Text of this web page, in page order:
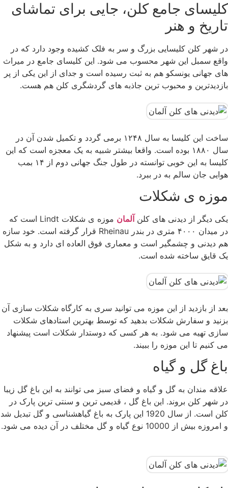
کلیسای جامع کلن، جایی برای تماشای
تاریخ و هنر
در شهر کلن کلیسایی بزرگ و سر به فلک کشیده وجود دارد که در
واقع سمبل این شهر محسوب می شود. این کلیسای جامع در میراث
های جهانی یونسکو هم به ثبت رسیده است و جدای از این یکی از پر
بازدیدترین و محبوب ترین جاذبه های گردشگری کلن هم هست.
ساخت این کلیسا به سال ۱۲۴۸ برمی گردد و تکمیل شدن آن در
سال ۱۸۸۰ بوده است. واقعا بیشتر شبیه به یک معجزه است که این
کلیسا به این خوبی توانسته در طول جنگ جهانی دوم از ۱۴ بمب
هوایی جان سالم به در ببرد.
موزه ی شکلات
یکی دیگر از دیدنی های کلن آلمان
موزه ی شکلات Lindt است که
در میدان ۴۰۰۰ متری در بندر Rheinau قرار گرفته است. خود سازه
هم دیدنی و چشمگیر است و معماری فوق العاده ای دارد و به شکل
یک قایق ساخته شده است.
بعد از بازدید از این موزه می توانید سری به کارگاه شکلات سازی آن
بزنید و سفارش شکلات بدهید که توسط بهترین استادهای شکلات
سازی تهیه می شود. به هر کسی که دوستدار شکلات است پیشنهاد
می کنیم تا این موزه را ببیند.
باغ گل و گیاه ‏‎
علاقه مندان به گل و گیاه و فضای سبز می توانند به این باغ گل زیبا
در شهر کلن بروند. این باغ گل ، قدیمی ترین و سنتی ترین ‏پارک در
کلن است. از سال 1920 این پارک به باغ گیاهشناسی و گل تبدیل شد
و امروزه بیش از 10000 نوع گیاه و گل مختلف ‏در آن دیده می شود.